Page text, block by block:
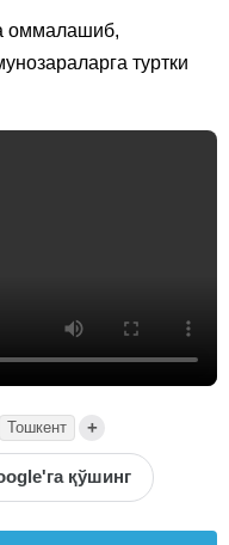
оммалашиб,
туртки
Тошкент +
қўшинг